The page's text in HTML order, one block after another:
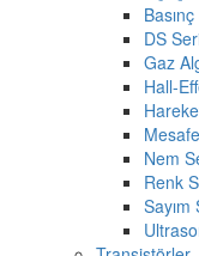
DS
Gaz
Hall-
Nem
Renk